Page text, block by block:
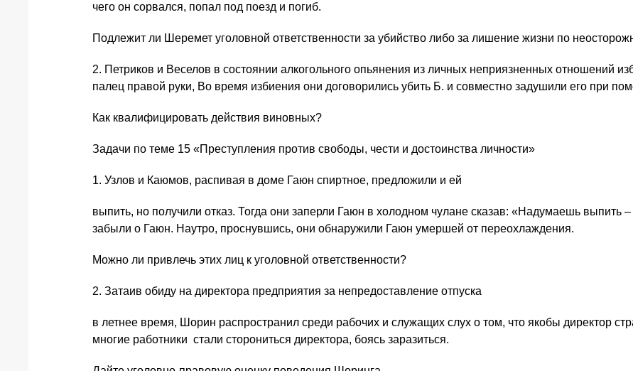
чего он сорвался, попал под поезд и погиб.
Подлежит ли Шеремет уголовной ответственности за убийство либо за лишение жизни по
2. Петриков и Веселов в состоянии алкогольного опьянения из личных неприязненных отношений
палец правой руки, Во время избиения они договорились убить Б. и совместно задушили его при
Как квалифицировать действия виновных?
Задачи по теме 15 «Преступления против свободы, чести и достоинства личности»
1. Узлов и Каюмов, распивая в доме Гаюн спиртное, предложили и ей
выпить, но получили отказ. Тогда они заперли Гаюн в холодном чулане сказав: «Надумаешь выпить
забыли о Гаюн. Наутро, проснувшись, они обнаружили Гаюн умершей от переохлаждения.
Можно ли привлечь этих лиц к уголовной ответственности?
2. Затаив обиду на директора предприятия за непредоставление отпуска
в летнее время, Шорин распространил среди рабочих и служащих слух о том, что якобы директор
многие работники стали сторониться директора, боясь заразиться.